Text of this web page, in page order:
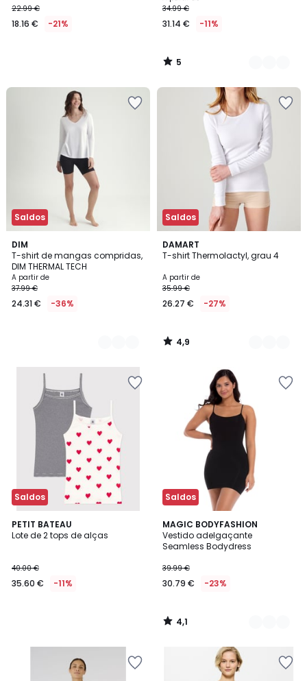
22.99 €
18.16 € -21%
34.99 €
31.14 € -11%
5
/
Saldos
DIM
T-shirt de mangas compridas,
DIM THERMAL TECH
A partir de
37.99 €
24.31 € -36%
2
Cores
Saldos
DAMART
T-shirt Thermolactyl, grau 4
A partir de
35.99 €
26.27 € -27%
4,9
/ 5
2
Cores
4,9
/
Saldos
PETIT BATEAU
Lote de 2 tops de alças
40.00 €
35.60 € -11%
Saldos
MAGIC BODYFASHION
Vestido adelgaçante
Seamless Bodydress
39.99 €
30.79 € -23%
4,1
/ 5
2
Cores
4,1
/